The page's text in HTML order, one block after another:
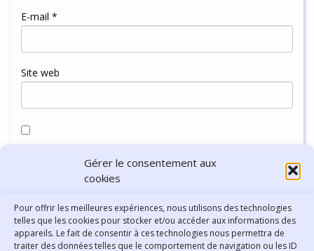
Gérer le consentement aux
cookies
Pour offrir les meilleures expériences, nous utilisons des technologies
telles que les cookies pour stocker et/ou accéder aux informations des
appareils. Le fait de consentir à ces technologies nous permettra de
traiter des données telles que le comportement de navigation ou les ID
E-mail *
Site web
navigateur pour mon prochain commentaire.